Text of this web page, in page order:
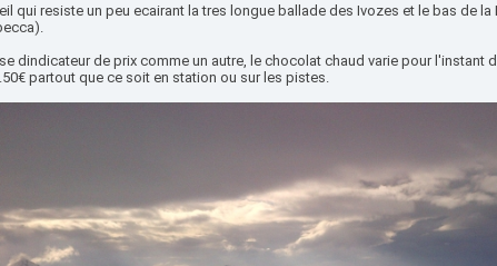
qui resiste un peu ecairant la tres longue ballade des Ivozes et le bas de
dindicateur de prix comme un autre, le chocolat chaud varie pour l'instant
partout que ce soit en station ou sur les pistes.